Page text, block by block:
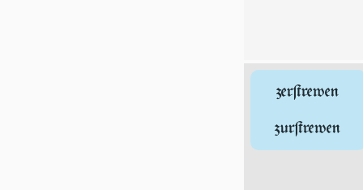
zerſtrewen
zurſtrewen